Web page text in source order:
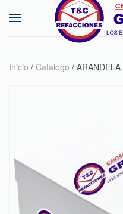
Skip to main content
Inicio / Catalogo /